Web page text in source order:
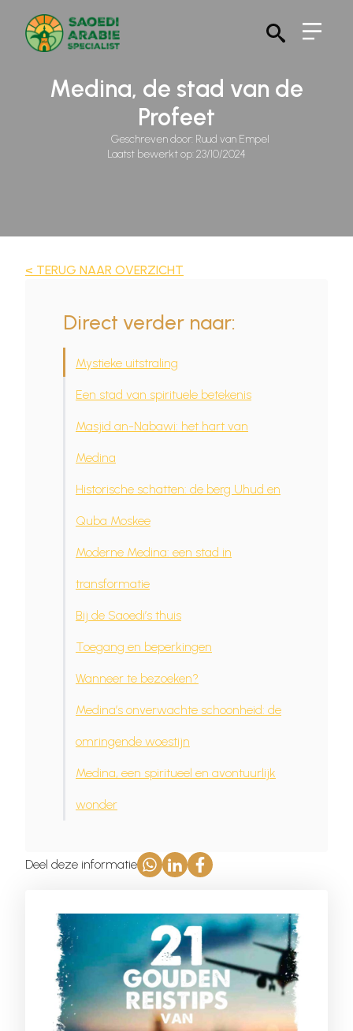
Medina, de stad van de
Profeet
Geschreven door: Ruud van Empel
Laatst bewerkt op: 23/10/2024
< TERUG NAAR OVERZICHT
Direct verder naar:
Mystieke uitstraling
Een stad van spirituele betekenis
Masjid an-Nabawi: het hart van
Medina
Historische schatten: de berg Uhud en
Quba Moskee
Moderne Medina: een stad in
transformatie
Bij de Saoedi’s thuis
Toegang en beperkingen
Wanneer te bezoeken?
Medina’s onverwachte schoonheid: de
omringende woestijn
Medina, een spiritueel en avontuurlijk
wonder
Deel deze informatie